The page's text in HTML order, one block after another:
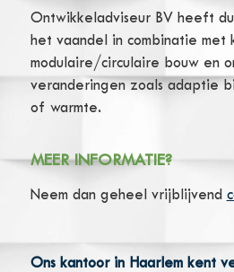
Ontwikkeladviseur BV heeft
het vaandel in combinatie met
modulaire/circulaire bouw en
veranderingen zoals adaptie
of warmte.
MEER INFORMATIE?
Neem dan geheel vrijblijvend
Ons kantoor in Haarlem kent